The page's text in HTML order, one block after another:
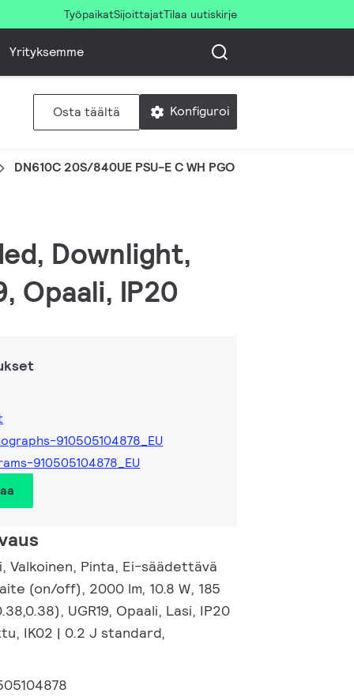
TyöpaikatSijoittajatTilaa uutiskirje
Yrityksemme
Osta täältä Konfiguroi
DN610C 20S/840UE PSU-E C WH PGO
Downlight,
Opaali, IP20
910505104878_EU
910505104878_EU
Valkoinen, Pinta, Ei-säädettävä
(on/off), 2000 lm, 10.8 W, 185
UGR19, Opaali, Lasi, IP20
IK02 | 0.2 J standard,